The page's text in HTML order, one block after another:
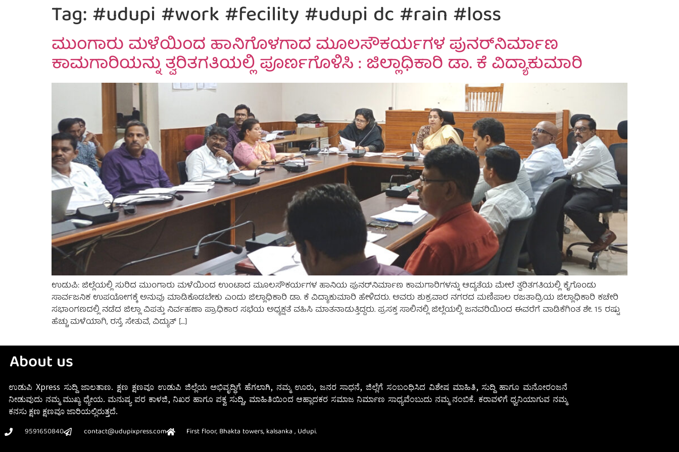
Tag:#udupi #work #fecility #udupi dc #rain #loss
ಮುಂಗಾರು ಮಳೆಯಿಂದ ಹಾನಿಗೊಳಗಾದ ಮೂಲಸೌಕರ್ಯಗಳ ಪುನರ್‌ನಿರ್ಮಾಣ
ಕಾಮಗಾರಿಯನ್ನು ತ್ವರಿತಗತಿಯಲ್ಲಿ ಪೂರ್ಣಗೊಳಿಸಿ : ಜಿಲ್ಲಾಧಿಕಾರಿ ಡಾ. ಕೆ ವಿದ್ಯಾಕುಮಾರಿ
ಉಡುಪಿ: ಜಿಲ್ಲೆಯಲ್ಲಿ ಸುರಿದ ಮುಂಗಾರು ಮಳೆಯಿಂದ ಉಂಟಾದ ಮೂಲಸೌಕರ್ಯಗಳ ಹಾನಿಯ ಪುನರ್‌ನಿರ್ಮಾಣ ಕಾಮಗಾರಿಗಳನ್ನು ಆದ್ಯತೆಯ ಮೇಲೆ ತ್ವರಿತಗತಿಯಲ್ಲಿ ಕೈಗೊಂಡು
ಸಾರ್ವಜನಿಕ ಉಪಯೋಗಕ್ಕೆ ಅನುವು ಮಾಡಿಕೊಡಬೇಕು ಎಂದು ಜಿಲ್ಲಾಧಿಕಾರಿ ಡಾ. ಕೆ ವಿದ್ಯಾಕುಮಾರಿ ಹೇಳಿದರು. ಅವರು ಶುಕ್ರವಾರ ನಗರದ ಮಣಿಪಾಲ ರಜತಾದ್ರಿಯ ಜಿಲ್ಲಾಧಿಕಾರಿ ಕಚೇರಿ
ಸಭಾಂಗಣದಲ್ಲಿ ನಡೆದ ಜಿಲ್ಲಾ ವಿಪತ್ತು ನಿರ್ವಹಣಾ ಪ್ರಾಧಿಕಾರ ಸಭೆಯ ಅಧ್ಯಕ್ಷತೆ ವಹಿಸಿ ಮಾತನಾಡುತ್ತಿದ್ದರು. ಪ್ರಸಕ್ತ ಸಾಲಿನಲ್ಲಿ ಜಿಲ್ಲೆಯಲ್ಲಿ ಜನವರಿಯಿಂದ ಈವರೆಗೆ ವಾಡಿಕೆಗಿಂತ ಶೇ. 15 ರಷ್ಟು
ಹೆಚ್ಚು ಮಳೆಯಾಗಿ, ರಸ್ತೆ, ಸೇತುವೆ, ವಿದ್ಯುತ್ […]
About us
ಉಡುಪಿ Xpress ಸುದ್ದಿ ಜಾಲತಾಣ. ಕ್ಷಣ ಕ್ಷಣವೂ ಉಡುಪಿ ಜಿಲ್ಲೆಯ ಅಭಿವೃದ್ಧಿಗೆ ಹೆಗಲಾಗಿ, ನಮ್ಮ ಊರು, ಜನರ ಸಾಧನೆ, ಜಿಲ್ಲೆಗೆ ಸಂಬಂಧಿಸಿದ ವಿಶೇಷ ಮಾಹಿತಿ, ಸುದ್ದಿ ಹಾಗೂ ಮನೋರಂಜನೆ
ನೀಡುವುದು ನಮ್ಮ ಮುಖ್ಯ ಧ್ಯೇಯ. ಮನುಷ್ಯ ಪರ ಕಾಳಜಿ, ನಿಖರ ಹಾಗೂ ಪಕ್ವ ಸುದ್ದಿ, ಮಾಹಿತಿಯಿಂದ ಆಹ್ಲಾದಕರ ಸಮಾಜ ನಿರ್ಮಾಣ ಸಾಧ್ಯವೆಂಬುದು ನಮ್ಮ ನಂಬಿಕೆ. ಕರಾವಳಿಗೆ ಧ್ವನಿಯಾಗುವ ನಮ್ಮ
ಕನಸು ಕ್ಷಣ ಕ್ಷಣವೂ ಜಾರಿಯಲ್ಲಿರುತ್ತದೆ.
9591650840
contact@udupixpress.com First floor, Bhakta towers, kalsanka , Udupi.